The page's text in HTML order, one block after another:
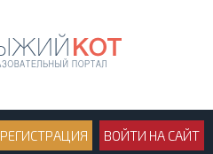
РЕГИСТРАЦИЯ ВОЙТИ НА САЙТ